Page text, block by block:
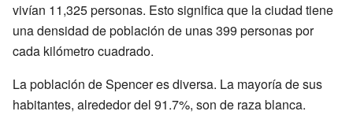
vivían 11,325 personas. Esto significa que la ciudad tiene
una densidad de población de unas 399 personas por
cada kilómetro cuadrado.
La población de Spencer es diversa. La mayoría de sus
habitantes, alrededor del 91.7%, son de raza blanca.